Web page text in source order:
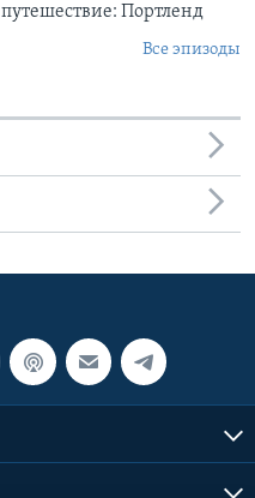
путешествие: Портленд
Все эпизоды